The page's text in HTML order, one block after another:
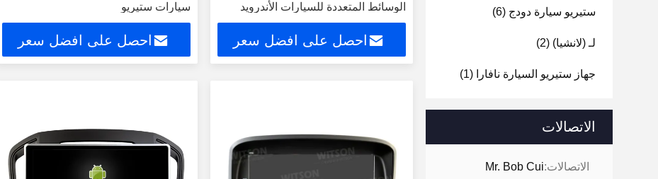
ستيريو سيارة دودج (6)
لـ (لانشيا) (2)
جهاز ستيريو السيارة نافارا (1)
الاتصالات
الاتصالات:Mr. Bob Cui
الوسائط المتعددة للسيارات الأندرويد
احصل على افضل سعر
سيارات ستيريو
احصل على افضل سعر